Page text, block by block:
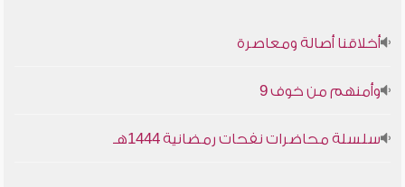
أخلاقنا أصالة ومعاصرة
وأمنهم من خوف 9
سلسلة محاضرات نفحات رمضانية 1444هـ